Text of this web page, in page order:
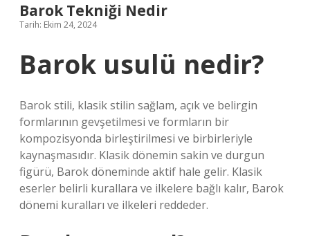
Barok Tekniği Nedir
Tarih: Ekim 24, 2024
Barok usulü nedir?
Barok stili, klasik stilin sağlam, açık ve belirgin
formlarının gevşetilmesi ve formların bir
kompozisyonda birleştirilmesi ve birbirleriyle
kaynaşmasıdır. Klasik dönemin sakin ve durgun
figürü, Barok döneminde aktif hale gelir. Klasik
eserler belirli kurallara ve ilkelere bağlı kalır, Barok
dönemi kuralları ve ilkeleri reddeder.